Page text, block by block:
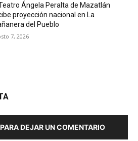
Ángela Peralta de Mazatlán
proyección nacional en La
del Pueblo
7, 2026
DEJAR UN COMENTARIO